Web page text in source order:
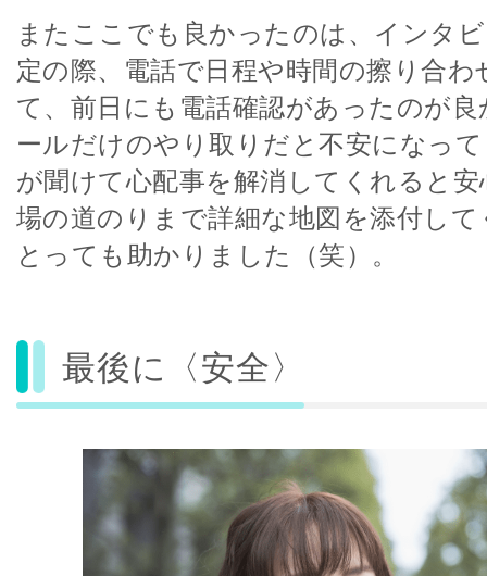
またここでも良かったのは、インタ
定の際、電話で日程や時間の擦り合
て、前日にも電話確認があったのが
ールだけのやり取りだと不安になっ
が聞けて心配事を解消してくれると
場の道のりまで詳細な地図を添付し
とっても助かりました（笑）。
最後に〈安全〉